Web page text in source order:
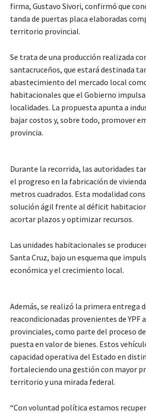
firma, Gustavo Sivori, confirmó que
tanda de puertas placa elaboradas
territorio provincial.
Se trata de una producción realizada
santacruceños, que estará destinada
abastecimiento del mercado local
habitacionales que el Gobierno
localidades. La propuesta apunta a
bajar costos y, sobre todo, promover
provincia.
Durante la recorrida, las autoridades
el progreso en la fabricación de
metros cuadrados. Esta modalidad
solución ágil frente al déficit
acortar plazos y optimizar recursos.
Las unidades habitacionales se
Santa Cruz, bajo un esquema que
económica y el crecimiento local.
Además, se realizó la primera entrega
reacondicionadas provenientes de YPF
provinciales, como parte del proceso
puesta en valor de bienes. Estos
capacidad operativa del Estado en
fortaleciendo una gestión con mayor
territorio y una mirada federal.
“Con voluntad política estamos